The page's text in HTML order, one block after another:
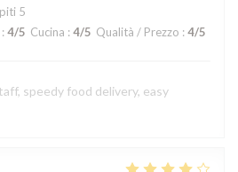
5
: 4/5 Cucina : 4/5 Qualità / Prezzo : 4/5
speedy food delivery, easy